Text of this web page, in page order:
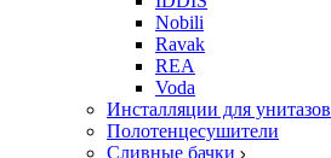
Nobili
Ravak
REA
Voda
Инсталляции для унитазов
Полотенцесушители
Сливные бачки